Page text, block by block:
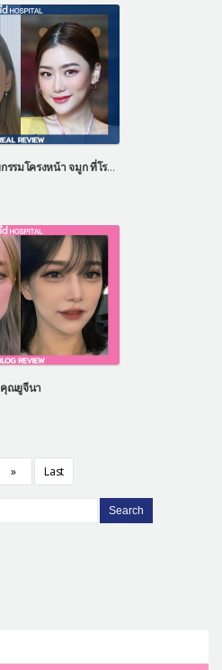
เอิร์นภัทร รีวิวศัลยกรรมโครงหน้า จมูก ที่โรงพยาบาลไอดี ประเทศเกาหลี
คุณยูจีนา
» Last
Search